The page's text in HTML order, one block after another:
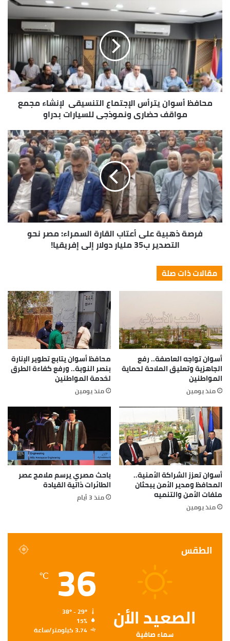
والإنتماء للأسرة وللوطن ، وهو ما ينادى به كثيراً الرئيس
عبد الفتاح السيسى لخلق جيل جديد واعى ومستنير وقادر
على تحمل المسئولية لمواجهة التحديات الحالية
والمستقبلية لوطننا الغالى مصر.
ب
محافظ أسوان يترأس الإجتماع التنسيقى لإنشاء مجمع
مواقف حضارى ونموذجى للسيارات بدراو
فرصة ذهبية على أعتاب القارة السمراء: مصر نحو
التصدير ب35 مليار دولار إلى إفريقيا!
مقالات ذات صلة
أسوان تواجه العاصفة.. رفع
الجاهزية وتعليق الملاحة لحماية
المواطنين
منذ يومين
محافظ أسوان يتابع تطوير الإنارة
بنصر النوبة.. ورفع كفاءة الطرق
لخدمة المواطنين
منذ يومين
أسوان تعزز الشراكة الأمنية..
المحافظ ومدير الأمن يبحثان
ملفات الأمن والتنميه
منذ يومين
باحث مصري يرسم ملامح عصر
الطائرات ذاتية القيادة
منذ 3 أيام
الطقس
الصعيد الأن
سماء صافية
36
℃
15%
3.74 كيلومتر/ساعة